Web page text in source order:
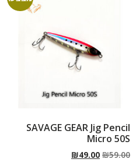
SAVAGE GEAR Jig Pencil
Micro 50S
₪59.00
₪49.00